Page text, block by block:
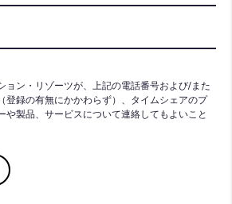
ョン・リゾーツが、上記の電話番号および/また
登録の有無にかかわらず）、タイムシェアのプ
や製品、サービスについて連絡してもよいこと